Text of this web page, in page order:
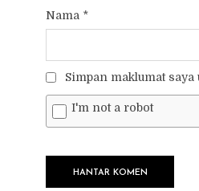
Nama *
Simpan maklumat
I'm not a robot